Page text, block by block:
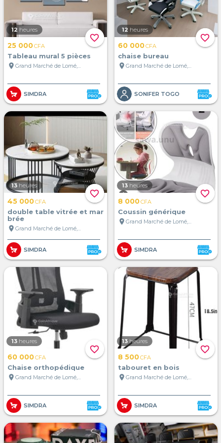
favorite_border
12 heures
25 000CFA
Tableau mural 5 pièces
location_on
Grand Marché de Lomé, Lomé, Togo
SIMDRA
favorite_border
12 heures
60 000CFA
chaise bureau
location_on
Grand Marché de Lomé, Lomé, Togo
SONIFER TOGO
favorite_border
13 heures
45 000CFA
double table vitrée et mar
brée
location_on
Grand Marché de Lomé, Lomé, Togo
SIMDRA
favorite_border
13 heures
8 000CFA
Coussin générique
location_on
Grand Marché de Lomé, Lomé, Togo
SIMDRA
favorite_border
13 heures
60 000CFA
Chaise orthopédique
location_on
Grand Marché de Lomé, Lomé, Togo
SIMDRA
favorite_border
13 heures
8 500CFA
tabouret en bois
location_on
Grand Marché de Lomé, Lomé, Togo
SIMDRA